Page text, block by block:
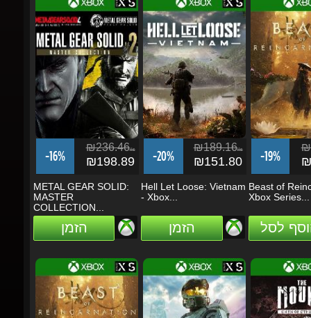
-16%
₪236.46ils
₪198.89
METAL GEAR SOLID:
MASTER
COLLECTION...
הזמן
-20%
₪189.16ils
₪151.80
Hell Let Loose: Vietnam
- Xbox...
הזמן
-19%
Beast of
Xbox Series...
לסל